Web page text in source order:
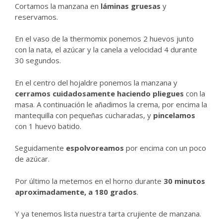
Cortamos la manzana en láminas gruesas y
reservamos.
En el vaso de la thermomix ponemos 2 huevos junto
con la nata, el azúcar y la canela a velocidad 4 durante
30 segundos.
En el centro del hojaldre ponemos la manzana y
cerramos cuidadosamente haciendo pliegues con la
masa. A continuación le añadimos la crema, por encima la
mantequilla con pequeñas cucharadas, y pincelamos
con 1 huevo batido.
Seguidamente espolvoreamos por encima con un poco
de azúcar.
Por último la metemos en el horno durante 30 minutos
aproximadamente, a 180 grados.
Y ya tenemos lista nuestra tarta crujiente de manzana.